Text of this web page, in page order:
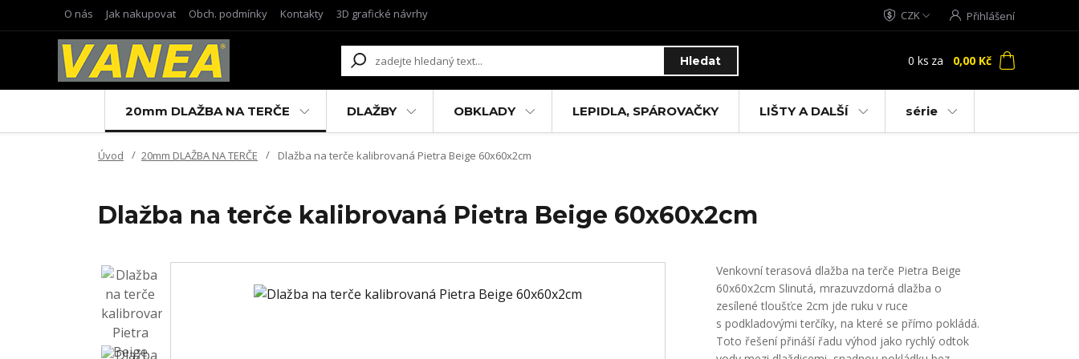
O nás Jak nakupovat Obch. podmínky Kontakty 3D grafické návrhy CZK Přihlášení
Hledat 0 ks za 0,00 Kč
20mm DLAŽBA NA TERČE DLAŽBY OBKLADY LEPIDLA, SPÁROVAČKY LIŠTY A DALŠÍ série
Úvod 20mm DLAŽBA NA TERČE Dlažba na terče kalibrovaná Pietra Beige 60x60x2cm
Dlažba na terče kalibrovaná Pietra Beige 60x60x2cm
Venkovní terasová dlažba na terče Pietra Beige
60x60x2cm Slinutá, mrazuvzdorná dlažba o
zesílené tloušťce 2cm jde ruku v ruce
s podkladovými terčíky, na které se přímo pokládá.
Toto řešení přináší řadu výhod jako rychlý odtok